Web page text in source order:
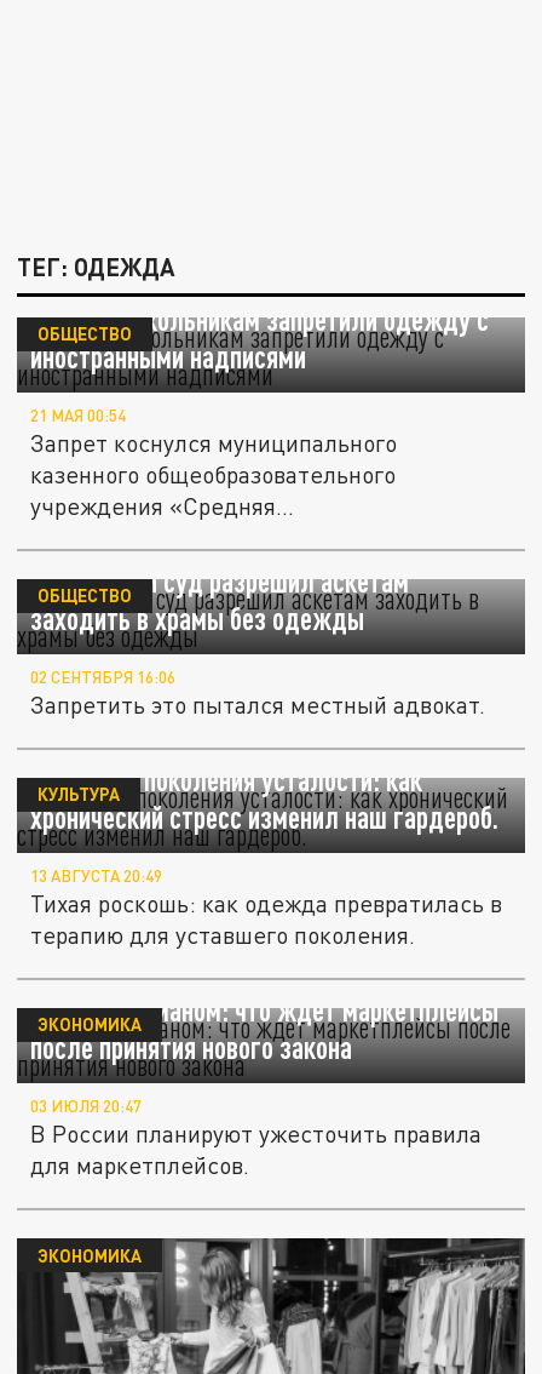
ТЕГ: ОДЕЖДА
Томским школьникам запретили одежду с
иностранными надписями
ОБЩЕСТВО
21 МАЯ 00:54
Запрет коснулся муниципального
казенного общеобразовательного
учреждения «Средняя
Непальский суд разрешил аскетам
заходить в храмы без одежды
ОБЩЕСТВО
02 СЕНТЯБРЯ 16:06
Запретить это пытался местный адвокат.
Мода для поколения усталости: как
хронический стресс изменил наш гардероб.
КУЛЬТУРА
13 АВГУСТА 20:49
Тихая роскошь: как одежда превратилась в
терапию для уставшего поколения.
Борьба с обманом: что ждёт маркетплейсы
после принятия нового закона
ЭКОНОМИКА
03 ИЮЛЯ 20:47
В России планируют ужесточить правила
для маркетплейсов.
ЭКОНОМИКА